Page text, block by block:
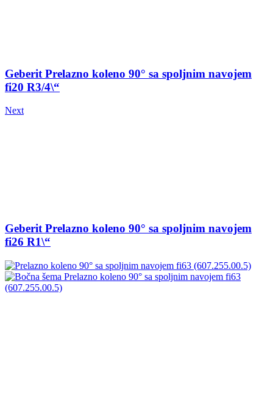
Geberit Prelazno koleno 90° sa spoljnim navojem
fi20 R3/4\“
Next
Geberit Prelazno koleno 90° sa spoljnim navojem
fi26 R1\“